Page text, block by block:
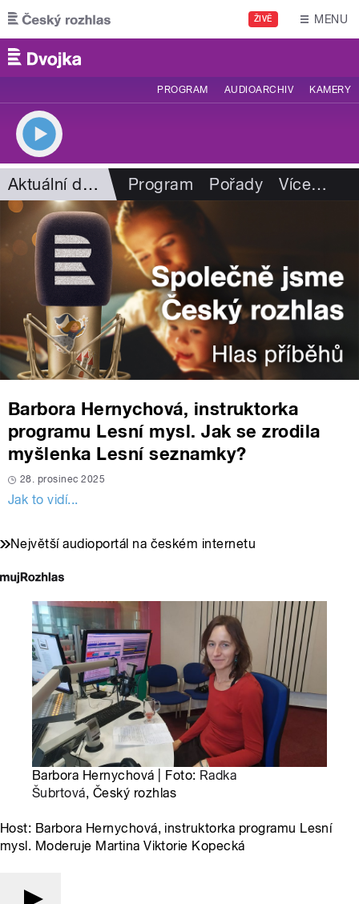
Přejít k hlavnímu obsahu
ŽIVĚ MENU
PROGRAM AUDIOARCHIV KAMERY
Aktuální dění Program Pořady Více…
Barbora Hernychová, instruktorka
programu Lesní mysl. Jak se zrodila
myšlenka Lesní seznamky?
28. prosinec 2025
Jak to vidí...
Největší audioportál na českém internetu
Barbora Hernychová | Foto: Radka
Šubrtová, Český rozhlas
Host: Barbora Hernychová, instruktorka programu Lesní
mysl. Moderuje Martina Viktorie Kopecká